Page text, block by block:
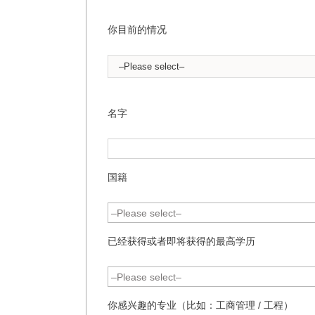
你目前的情况
名字
国籍
已经获得或者即将获得的最高学历
你感兴趣的专业（比如：工商管理 / 工程）